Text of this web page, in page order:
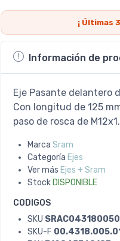
¡ Últimas3
Información de
Eje Pasante delantero
Con longitud de 125
paso de rosca de
Marca Sram
Categoría Ejes
Ver más Ejes + Sram
Stock DISPONIBLE
CODIGOS
SKU
SKU-F